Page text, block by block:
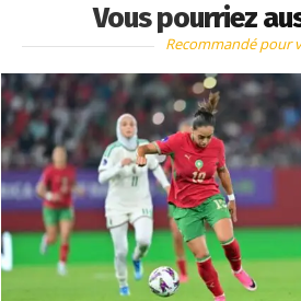
Vous pourriez
Recommandé pour